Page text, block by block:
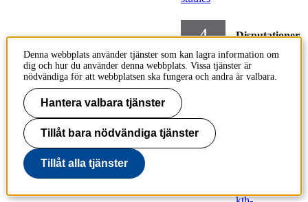
4
maj
Disputationer
Energiteknik
Denna webbplats använder tjänster som kan lagra information om
dig och hur du använder denna webbplats. Vissa tjänster är
nödvändiga för att webbplatsen ska fungera och andra är valbara.
Hantera valbara tjänster
Tillåt bara nödvändiga tjänster
Tillåt alla tjänster